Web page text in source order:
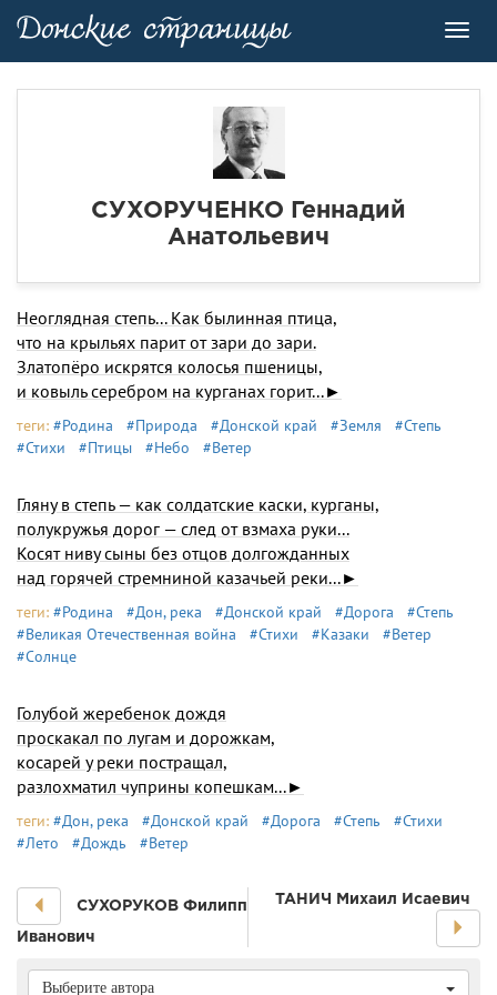
СУХОРУЧЕНКО Геннадий
Анатольевич
Неоглядная степь... Как былинная птица,
что на крыльях парит от зари до зари.
Златопёро искрятся колосья пшеницы,
и ковыль серебром на курганах горит...►
теги: #Родина #Природа #Донской край #Земля
#Степь
#Стихи
#Птицы #Небо #Ветер
Гляну в степь — как солдатские каски, курганы,
полукружья дорог — след от взмаха руки...
Косят ниву сыны без отцов долгожданных
над горячей стремниной казачьей реки...►
теги: #Родина #Дон, река #Донской край #Дорога
#Степь
#Великая Отечественная война
#Стихи #Казаки
#Ветер
#Солнце
Голубой жеребенок дождя
проскакал по лугам и дорожкам,
косарей у реки постращал,
разлохматил чуприны копешкам...►
теги: #Дон, река #Донской край #Дорога #Степь
#Стихи
#Лето
#Дождь #Ветер
СУХОРУКОВ Филипп
Иванович
ТАHИЧ Михаил Исаевич
Выберите автора